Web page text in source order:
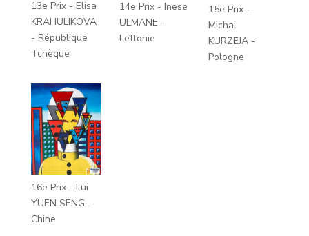
13e Prix - Elisa
KRAHULIKOVA
- République
Tchèque
14e Prix - Inese
ULMANE -
Lettonie
15e Prix -
Michal
KURZEJA -
Pologne
16e Prix - Lui
YUEN SENG -
Chine